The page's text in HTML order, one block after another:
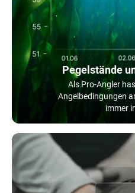
Pegelstände
Als Pro-Angler
Angelbedingungen
immer